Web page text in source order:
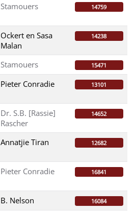
Stamouers 14759
Ockert en Sasa
Malan
14238
Stamouers 15471
Pieter Conradie 13101
Dr. S.B. [Rassie]
Rascher
14652
Annatjie Tiran 12682
Pieter Conradie 16841
B. Nelson 16084